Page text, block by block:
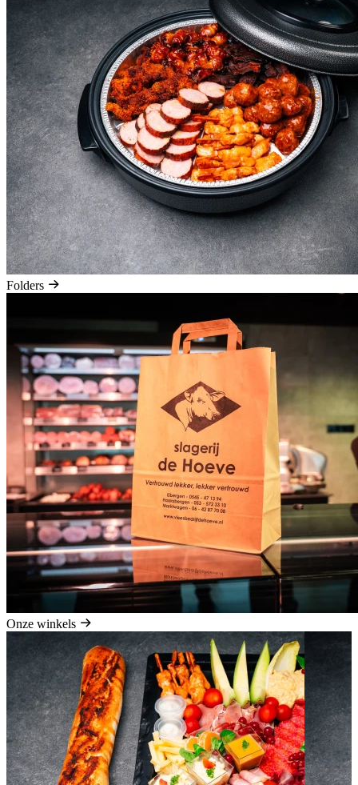
Folders
Onze winkels